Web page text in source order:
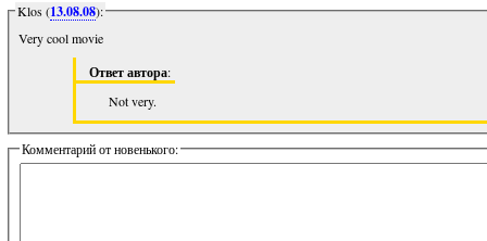
Klos (13.08.08):
Very cool movie
Ответ автора:
Not very.
Комментарий от новенького: